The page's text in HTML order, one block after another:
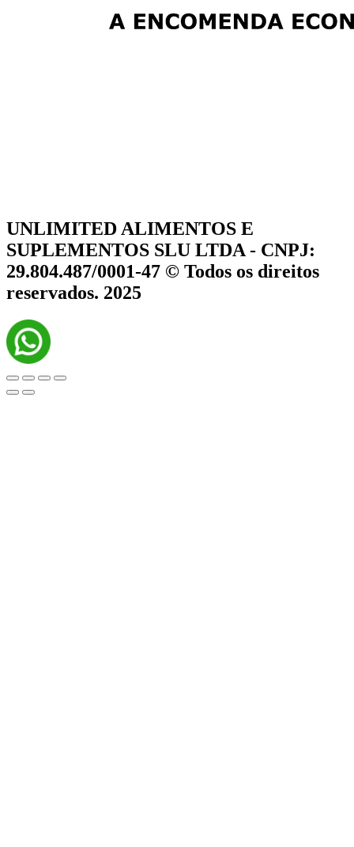
UNLIMITED ALIMENTOS E
SUPLEMENTOS SLU LTDA - CNPJ:
29.804.487/0001-47 © Todos os direitos
reservados. 2025